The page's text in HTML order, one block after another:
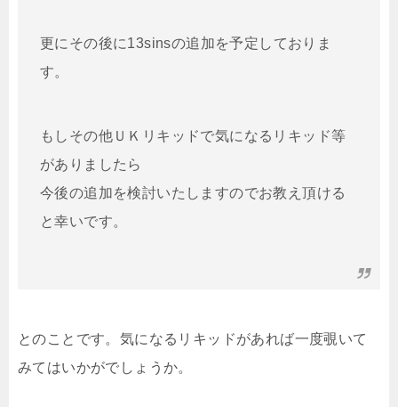
更にその後に13sinsの追加を予定しておりま
す。
もしその他ＵＫリキッドで気になるリキッド等
がありましたら
今後の追加を検討いたしますのでお教え頂ける
と幸いです。
とのことです。気になるリキッドがあれば一度覗いて
みてはいかがでしょうか。